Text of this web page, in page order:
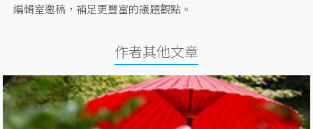
編輯室邀稿，補足更豐富的議題觀點。
作者其他文章